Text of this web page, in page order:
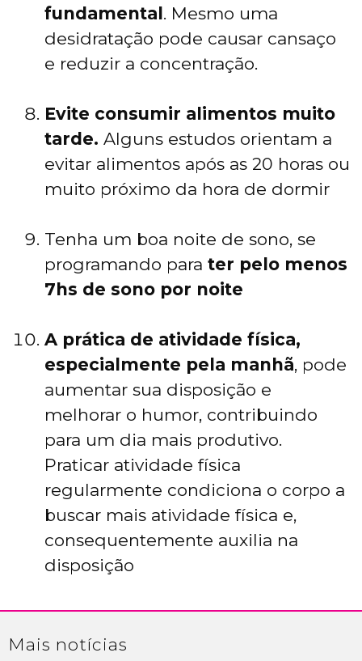
fundamental . Mesmo uma
desidratação pode causar cansaço
e reduzir a concentração.
Evite consumir alimentos muito
tarde. Alguns estudos orientam a
evitar alimentos após as 20 horas ou
muito próximo da hora de dormir
Tenha um boa noite de sono, se
programando para ter pelo menos
7hs de sono por noite
A prática de atividade física,
especialmente pela manhã, pode
aumentar sua disposição e
melhorar o humor, contribuindo
para um dia mais produtivo.
Praticar atividade física
regularmente condiciona o corpo a
buscar mais atividade física e,
consequentemente auxilia na
disposição
Mais notícias